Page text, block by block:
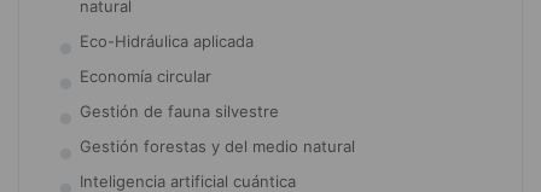
natural
Eco-Hidráulica aplicada
Economía circular
Gestión de fauna silvestre
Gestión forestas y del medio natural
Inteligencia artificial cuántica